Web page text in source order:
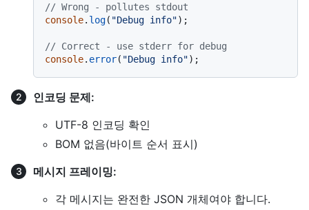
// Wrong - pollutes stdout
console. log( "Debug info");
// Correct - use stderr for debug
console. error( "Debug info"
인코딩 문제:
UTF-8 인코딩 확인
BOM 없음(바이트 순서 표시)
메시지 프레이밍:
각 메시지는 완전한 JSON 개체여야 합니다.